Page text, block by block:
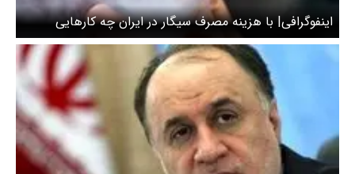
اینفوگرافی| با هزینه مصرف سیگار در ایران چه کارهایی
می‌توان انجام داد؟